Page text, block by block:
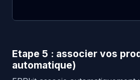
Etape 5 : associer vos
automatique)